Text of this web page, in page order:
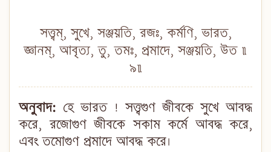
সত্ত্বম্, সুখে, সঞ্জয়তি, রজঃ, কর্মণি, ভারত,
জ্ঞানম্, আবৃত্য, তু, তমঃ, প্রমাদে, সঞ্জয়তি, উত ॥
৯॥
অনুবাদ: হে ভারত ! সত্ত্বগুণ জীবকে সুখে আবদ্ধ
করে, রজোগুণ জীবকে সকাম কর্মে আবদ্ধ করে,
এবং তমোগুণ প্রমাদে আবদ্ধ করে।